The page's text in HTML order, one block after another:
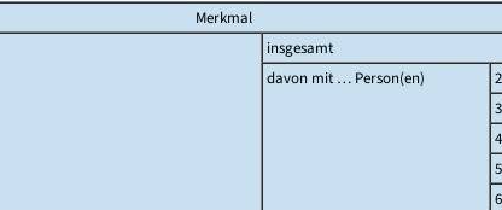
Merkmal
insgesamt
davon mit … Person(en)
2
3
4
5